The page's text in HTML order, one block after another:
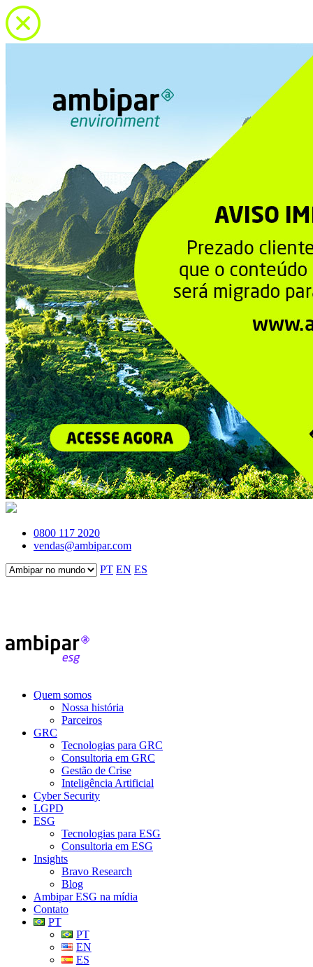
0800 117 2020
vendas@ambipar.com
PT EN ES
Quem somos
Nossa história
Parceiros
GRC
Tecnologias para GRC
Consultoria em GRC
Gestão de Crise
Inteligência Artificial
Cyber Security
LGPD
ESG
Tecnologias para ESG
Consultoria em ESG
Insights
Bravo Research
Blog
Ambipar ESG na mídia
Contato
PT
PT
EN
ES